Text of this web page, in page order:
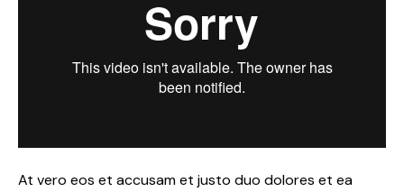
At vero eos et accusam et justo duo dolores et ea